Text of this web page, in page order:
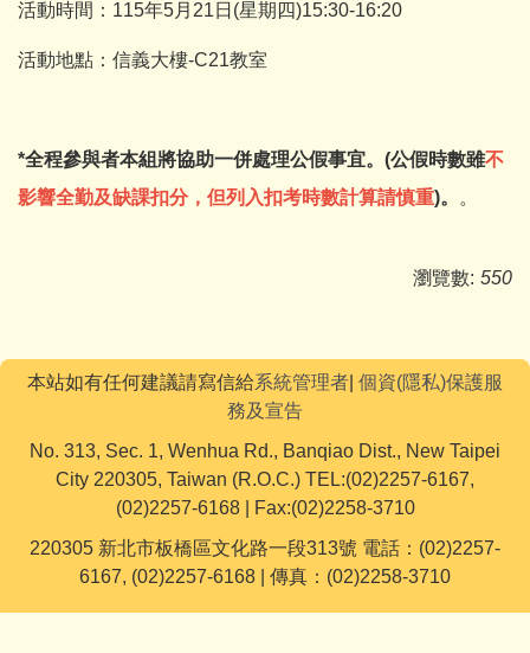
活動時間：115年5月21日(星期四)15:30-16:20
活動地點：信義大樓-C21教室
*全程參與者本組將協助一併處理公假事宜。(公假時數雖不
影響全勤及缺課扣分，但列入扣考時數計算請慎重)。 。
瀏覽數: 550
本站如有任何建議請寫信給系統管理者 個資(隱私)保護服
務及宣告
No. 313, Sec. 1, Wenhua Rd., Banqiao Dist., New Taipei
City 220305, Taiwan (R.O.C.) TEL:(02)2257-6167,
(02)2257-6168 | Fax:(02)2258-3710
220305 新北市板橋區文化路一段313號 電話：(02)2257-
6167, (02)2257-6168 | 傳真：(02)2258-3710